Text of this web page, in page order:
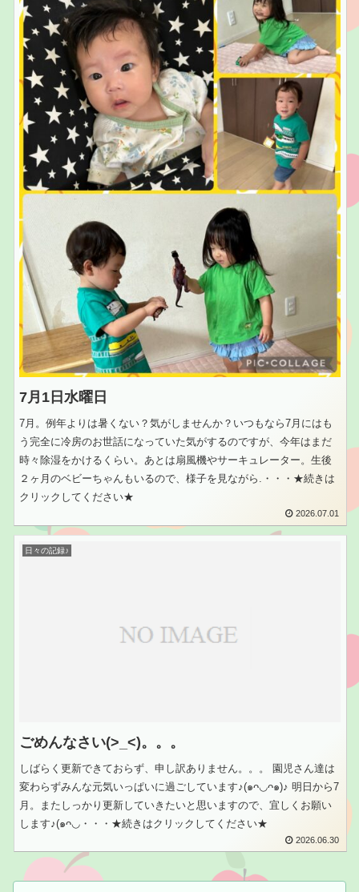
7月1日水曜日
7月。例年よりは暑くない？気がしませんか？いつもなら7月にはも
う完全に冷房のお世話になっていた気がするのですが、今年はまだ
時々除湿をかけるくらい。あとは扇風機やサーキュレーター。生後
２ヶ月のベビーちゃんもいるので、様子を見ながら.・・・★続きは
クリックしてください★
2026.07.01
日々の記録♪
ごめんなさい(>_<)。。。
しばらく更新できておらず、申し訳ありません。。。 園児さん達は
変わらずみんな元気いっぱいに過ごしています♪(๑ᴖ◡ᴖ๑)♪ 明日から7
月。またしっかり更新していきたいと思いますので、宜しくお願い
します♪(๑ᴖ◡・・・★続きはクリックしてください★
2026.06.30